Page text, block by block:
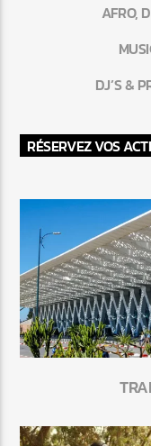
AFRO,
DJ’S &
RÉSERVEZ VOS